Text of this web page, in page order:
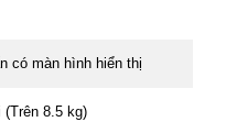
có màn hình hiển thị
8.5 kg)